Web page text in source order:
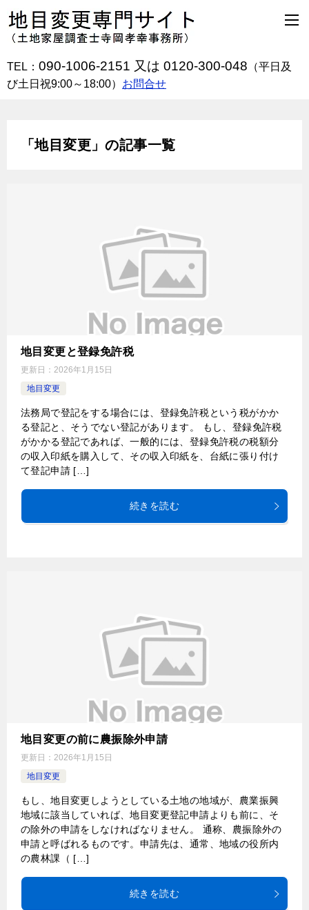
TEL： 090-1006-2151 又は 0120-300-048 （平日及
び土日祝9:00～18:00） お問合せ
「地目変更」の記事一覧
地目変更と登録免許税
更新日： 2026年1月15日
地目変更
法務局で登記をする場合には、登録免許税という税がかか
る登記と、そうでない登記があります。 もし、登録免許税
がかかる登記であれば、一般的には、登録免許税の税額分
の収入印紙を購入して、その収入印紙を、台紙に張り付け
て登記申請 […]
続きを読む
地目変更の前に農振除外申請
更新日： 2026年1月15日
地目変更
もし、地目変更しようとしている土地の地域が、農業振興
地域に該当していれば、地目変更登記申請よりも前に、そ
の除外の申請をしなければなりません。 通称、農振除外の
申請と呼ばれるものです。申請先は、通常、地域の役所内
の農林課（ […]
続きを読む